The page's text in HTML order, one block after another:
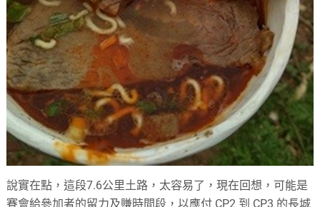
說實在點，這段7.6公里土路，太容易了，現在回想，可能是
賽會給參加者的留力及賺時間段，以應付 CP2 到 CP3 的長城